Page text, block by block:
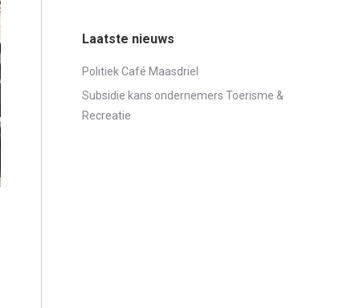
Laatste nieuws
Politiek Café Maasdriel
Subsidie kans ondernemers Toerisme &
Recreatie